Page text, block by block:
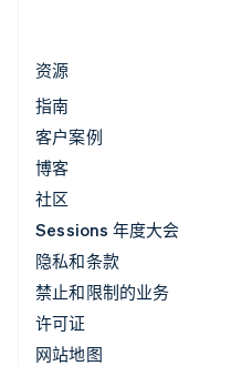
资源
指南
客户案例
博客
社区
Sessions 年度大会
隐私和条款
禁止和限制的业务
许可证
网站地图